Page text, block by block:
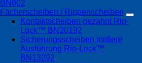
BN802
Fächerscheiben / Rippenscheiben
Kontaktscheiben gezahnt Rip-
Lock™ BN20192
Sicherungsscheiben mittlere
Ausführung Rip-Lock™
BN13292